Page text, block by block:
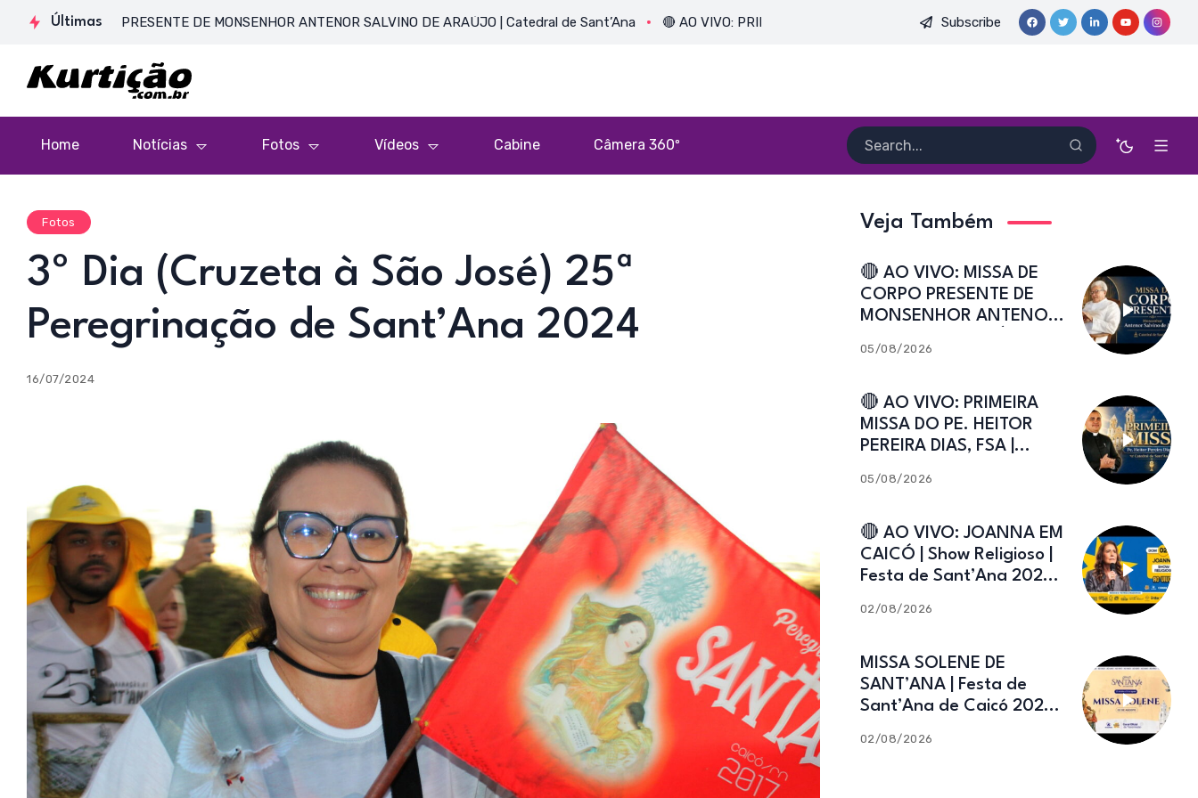
Últimas
DE CORPO PRESENTE DE MONSENHOR ANTENOR SALVINO DE ARAÚJO | Catedral de Sant’Ana 🔴 AO VIVO: PRIMEIRA MISSA DO PE. HEITOR PEREIRA DIAS, FSA | Catedral de Sant’Ana |
Subscribe
Home Notícias Fotos Vídeos Cabine Câmera 360º
Fotos
3º Dia (Cruzeta à São José) 25ª
Peregrinação de Sant’Ana 2024
16/07/2024
Veja Também
🔴 AO VIVO: MISSA DE
CORPO PRESENTE DE
MONSENHOR ANTENOR
Catedral de Sant’Ana
05/08/2026
🔴 AO VIVO: PRIMEIRA
MISSA DO PE. HEITOR
PEREIRA DIAS, FSA |
Caicó-RN
05/08/2026
🔴 AO VIVO: JOANNA EM
CAICÓ | Show Religioso |
Festa de Sant’Ana 2026 |
02/08/2026
MISSA SOLENE DE
SANT’ANA | Festa de
Sant’Ana de Caicó 2026 |
02/08/2026